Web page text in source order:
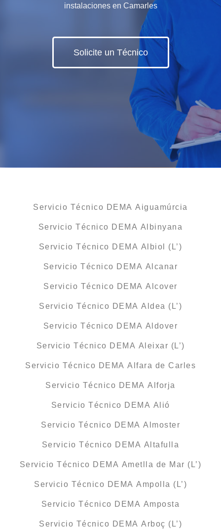
instalaciones en Camarles
Solicite un Técnico
Servicio Técnico DEMA Aiguamúrcia
Servicio Técnico DEMA Albinyana
Servicio Técnico DEMA Albiol (L’)
Servicio Técnico DEMA Alcanar
Servicio Técnico DEMA Alcover
Servicio Técnico DEMA Aldea (L’)
Servicio Técnico DEMA Aldover
Servicio Técnico DEMA Aleixar (L’)
Servicio Técnico DEMA Alfara de Carles
Servicio Técnico DEMA Alforja
Servicio Técnico DEMA Alió
Servicio Técnico DEMA Almoster
Servicio Técnico DEMA Altafulla
Servicio Técnico DEMA Ametlla de Mar (L’)
Servicio Técnico DEMA Ampolla (L’)
Servicio Técnico DEMA Amposta
Servicio Técnico DEMA Arboç (L’)